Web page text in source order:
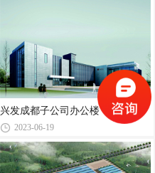
兴发成都子公司办公楼
2023-06-19